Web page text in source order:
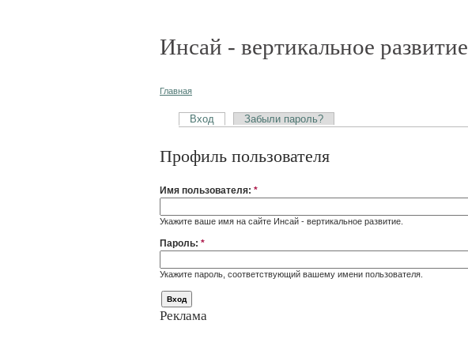
Инсай - вертикальное развитие
Главная
Вход Забыли пароль?
Профиль пользователя
Имя пользователя: *
Укажите ваше имя на сайте Инсай - вертикальное развитие.
Пароль: *
Укажите пароль, соответствующий вашему имени пользователя.
Реклама